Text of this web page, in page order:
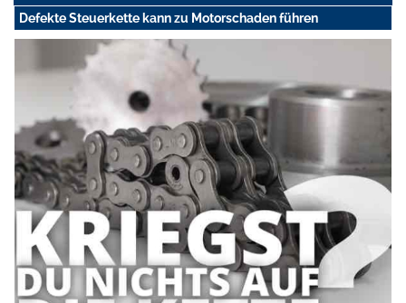
Defekte Steuerkette kann zu Motorschaden führen